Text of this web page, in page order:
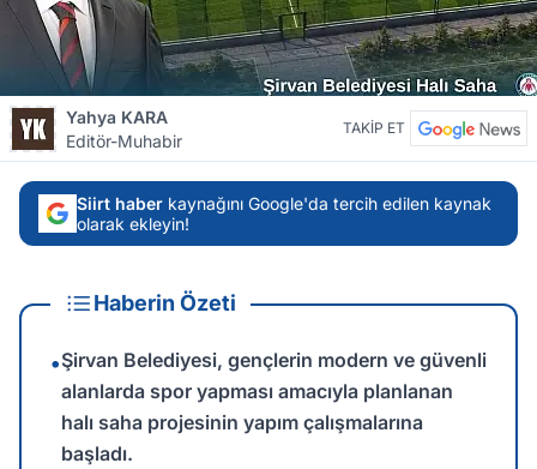
Yahya KARA
Editör-Muhabir
TAKİP ET
Siirt haber kaynağını Google'da tercih edilen kaynak
olarak ekleyin!
Haberin Özeti
•Şirvan Belediyesi, gençlerin modern ve güvenli
alanlarda spor yapması amacıyla planlanan
halı saha projesinin yapım çalışmalarına
başladı.